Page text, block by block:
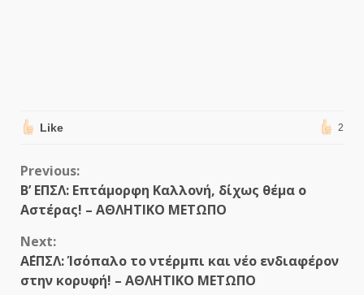
Like 2
Continue
Reading
Previous:
Β’ ΕΠΣΛ: Επτάμορφη Καλλονή, δίχως θέμα ο
Αστέρας! – ΑΘΛΗΤΙΚΟ ΜΕΤΩΠΟ
Next:
Α΄ΕΠΣΛ: Ίσόπαλο το ντέρμπι και νέο ενδιαφέρον
στην κορυφή! – ΑΘΛΗΤΙΚΟ ΜΕΤΩΠΟ